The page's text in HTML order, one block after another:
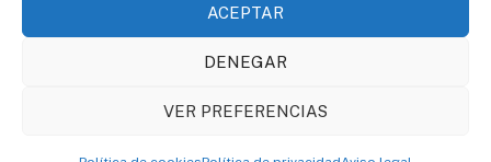
ACEPTAR
DENEGAR
VER PREFERENCIAS
los Relojes de Sol
Societat Catalana de